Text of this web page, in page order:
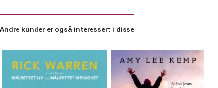
Andre kunder er også interessert i disse